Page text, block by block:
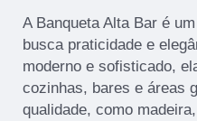
A Banqueta Alta Bar é
busca praticidade e
moderno e sofisticado,
cozinhas, bares e áreas
qualidade, como